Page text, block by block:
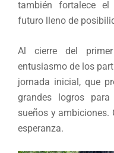
también fortalece
futuro lleno de
Al cierre del
entusiasmo de los
jornada inicial, que
grandes logros
sueños y ambiciones.
esperanza.